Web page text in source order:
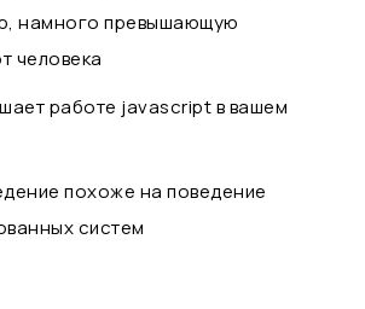
намного превышающую
человека
работе javascript в вашем
похоже на поведение
систем